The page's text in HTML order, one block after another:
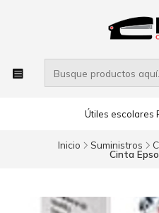
Útiles escolares
Inicio Suministros
Cinta